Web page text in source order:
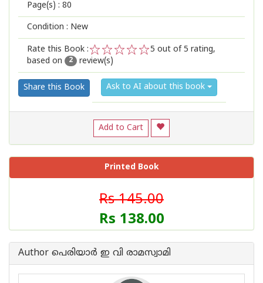
Page(s) : 80
Condition : New
Rate this Book :
2
1
5 out of 5 rating,
based on
2 review(s)
Share this Book Ask to AI about this book
Add to Cart
Printed Book
Rs 145.00
Rs 138.00
Author പെരിയാര്‍ ഇ വി രാമസ്വാമി